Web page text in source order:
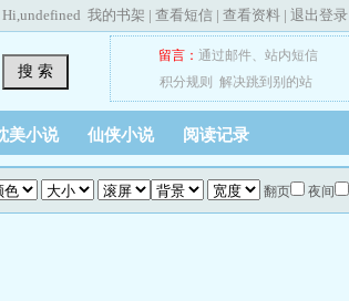
Hi,undefined 我的书架 | 查看短信 | 查看资料 | 退出登录
搜 索
留言： 通过邮件、 站内短信
积分规则
解决跳到别的站
美小说 仙侠小说 阅读记录
翻页 夜间